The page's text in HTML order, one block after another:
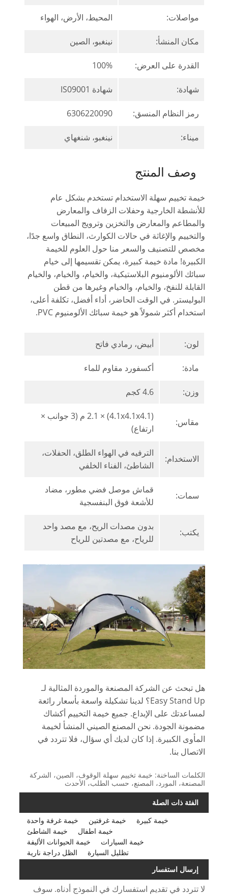
مواصلات: المحيط، الأرض، الهواء
مكان المنشأ: نينغبو، الصين
القدرة على العرض: 100%
شهادة: شهادة IS09001
رمز النظام المنسق: 6306220090
ميناء: نينغبو، شنغهاي
وصف المنتج
خيمة تخييم سهلة الاستخدام تستخدم بشكل عام
للأنشطة الخارجية وحفلات الزفاف والمعارض
والمطاعم والمعارض والتخزين وترويج المبيعات
والتخييم والإغاثة في حالات الكوارث، النطاق واسع جدًا،
مخصص للتصنيف والسعر منا حول العلوم للخيمة
الكبيرة! مادة خيمة كبيرة، يمكن تقسيمها إلى خيام
سبائك الألومنيوم البلاستيكية، والخيام، والخيام، والخيام
القابلة للنفخ، والخيام، والخيام وغيرها من قطن
البوليستر. في الوقت الحاضر، أداء أفضل، تكلفة أعلى،
استخدام أكثر شمولاً هو خيمة سبائك الألومنيوم PVC.
لون: أبيض، رمادي فاتح
مادة: أكسفورد مقاوم للماء
وزن: 4.6 كجم
مقاس:
(4.1x4.1x4.1) × 2.1 م (3 جوانب ×
ارتفاع)
الاستخدام:
الترفيه في الهواء الطلق، الحفلات،
الشاطئ، الفناء الخلفي
سمات:
قماش موصل فضي مطور، مضاد
للأشعة فوق البنفسجية
يكتب:
بدون مصدات الريح، مع مصد واحد
للرياح، مع مصدتين للرياح
هل تبحث عن الشركة المصنعة والموردة المثالية لـ
Easy Stand Up؟ لدينا تشكيلة واسعة بأسعار رائعة
لمساعدتك على الإبداع. جميع خيمة التخييم أكشاك
مضمونة الجودة. نحن المصنع الصيني المنشأ لخيمة
المأوى الكبيرة. إذا كان لديك أي سؤال، فلا تتردد في
الاتصال بنا.
الكلمات الساخنة: خيمة تخييم سهلة الوقوف، الصين، الشركة
المصنعة، المورد، المصنع، حسب الطلب، الأحدث
الفئة ذات الصلة
خيمة غرفة واحدة
خيمة غرفتين
خيمة كبيرة
خيمة الشاطئ
خيمة اطفال
خيمة الحيوانات الأليفة
خيمة السيارات
الظل دراجة نارية
تظليل السيارة
إرسال استفسار
لا تتردد في تقديم استفسارك في النموذج أدناه. سوف